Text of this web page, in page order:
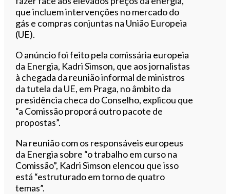
que incluem intervenções no mercado do
gás e compras conjuntas na União Europeia
(UE).
O anúncio foi feito pela comissária europeia
da Energia, Kadri Simson, que aos jornalistas
à chegada da reunião informal de ministros
da tutela da UE, em Praga, no âmbito da
presidência checa do Conselho, explicou que
“a Comissão proporá outro pacote de
propostas”.
Na reunião com os responsáveis europeus
da Energia sobre “o trabalho em curso na
Comissão”, Kadri Simson elencou que isso
está “estruturado em torno de quatro
temas”.